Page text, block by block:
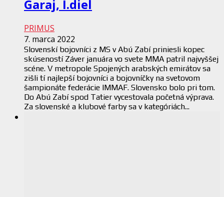
Garaj, I.diel
PRIMUS
7. marca 2022
Slovenskí bojovníci z MS v Abú Zabí priniesli kopec
skúseností Záver januára vo svete MMA patril najvyššej
scéne. V metropole Spojených arabských emirátov sa
zišli tí najlepší bojovníci a bojovníčky na svetovom
šampionáte federácie IMMAF. Slovensko bolo pri tom.
Do Abú Zabí spod Tatier vycestovala početná výprava.
Za slovenské a klubové farby sa v kategóriách...